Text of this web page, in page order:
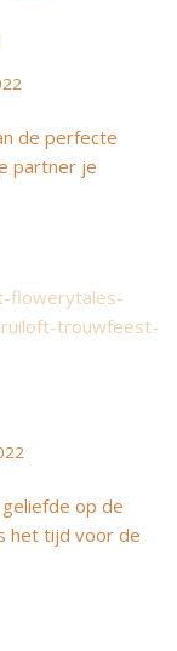
de perfecte
partner je
op de
het tijd voor de